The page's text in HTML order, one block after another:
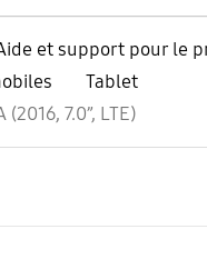
et support pour le
Tablet
(2016, 7.0”, LTE)